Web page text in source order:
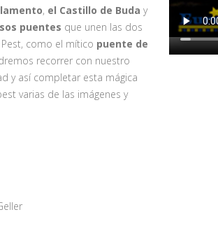
, el Castillo de Buda y
puentes que unen las dos
como el mítico puente de
recorrer con nuestro
y así completar esta mágica
varias de las imágenes y